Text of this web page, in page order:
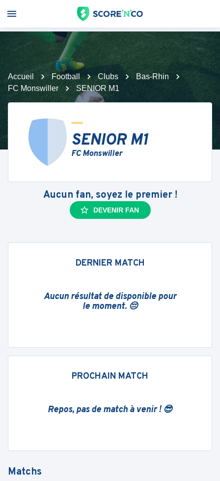
Accueil Football Clubs
Bas-Rhin
FC Monswiller
SENIOR M1
SENIOR M1
FC Monswiller
Aucun fan, soyez le premier !
DEVENIR FAN
DERNIER MATCH
Aucun résultat de disponible pour
le moment. 😔
PROCHAIN MATCH
Repos, pas de match à venir ! 😎
Matchs